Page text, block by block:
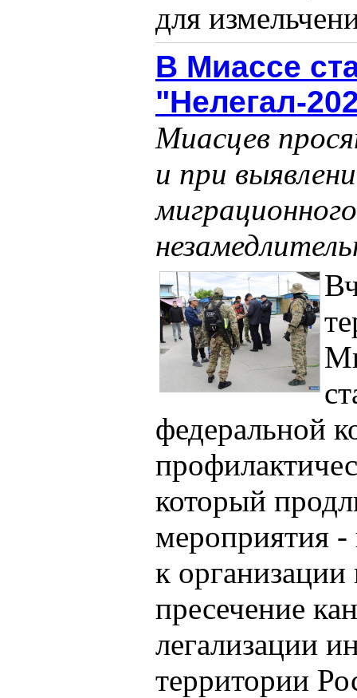
для
В Миассе
"Нелегал-
Миасцев
и при
федеральной
который
мероприятия
к
пресечение
легализации
территории